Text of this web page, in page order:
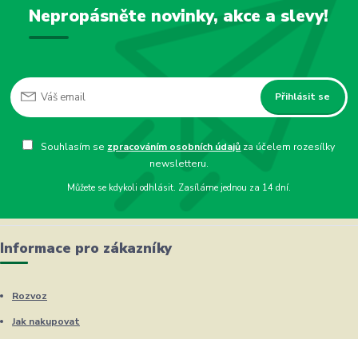
Nepropásněte novinky, akce a slevy!
Přihlásit se
Souhlasím se zpracováním osobních údajů za účelem rozesílky
newsletteru.
Můžete se kdykoli odhlásit. Zasíláme jednou za 14 dní.
Informace pro zákazníky
Rozvoz
Jak nakupovat